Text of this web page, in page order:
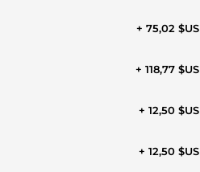
+ 75,02 $US
+ 118,77 $US
+ 12,50 $US
+ 12,50 $US